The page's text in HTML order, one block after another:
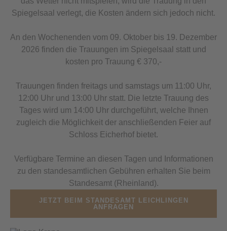
Spiegelsaal verlegt, die Kosten ändern sich jedoch nicht.
An den Wochenenden vom 09. Oktober bis 19. Dezember
2026 finden die Trauungen im Spiegelsaal statt und
kosten pro Trauung € 370,-
Trauungen finden freitags und samstags um 11:00 Uhr,
12:00 Uhr und 13:00 Uhr statt. Die letzte Trauung des
Tages wird um 14:00 Uhr durchgeführt, welche Ihnen
zugleich die Möglichkeit der anschließenden Feier auf
Schloss Eicherhof bietet.
Verfügbare Termine an diesen Tagen und Informationen
zu den standesamtlichen Gebühren erhalten Sie beim
Standesamt (Rheinland).
JETZT BEIM STANDESAMT LEICHLINGEN
ANFRAGEN